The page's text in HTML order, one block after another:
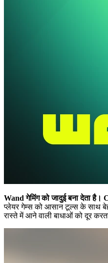
Wand गेमिंग को जादुई बना देता है।
प्लेयर गेम्स को आसान टूल्स के साथ
रास्ते में आने वाली बाधाओं को दूर